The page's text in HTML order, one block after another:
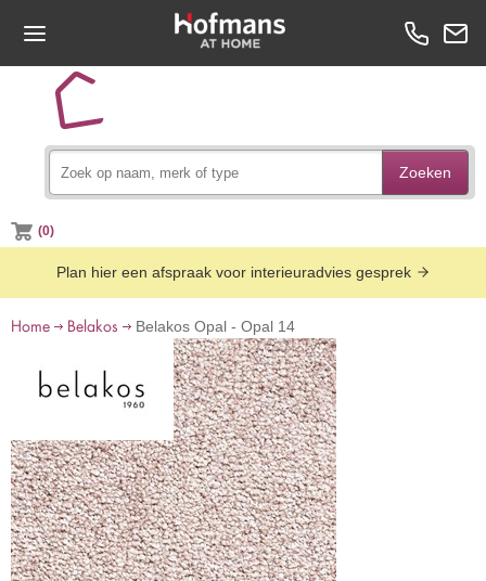
Zoeken
(0)
Plan hier een afspraak voor interieuradvies gesprek
Home Belakos Belakos Opal - Opal 14